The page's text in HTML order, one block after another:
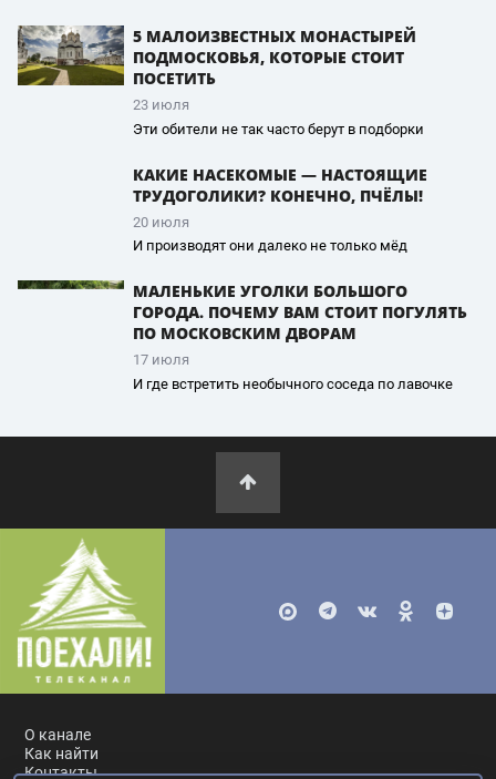
5 МАЛОИЗВЕСТНЫХ МОНАСТЫРЕЙ
ПОДМОСКОВЬЯ, КОТОРЫЕ СТОИТ
ПОСЕТИТЬ
23 июля
Эти обители не так часто берут в подборки
КАКИЕ НАСЕКОМЫЕ — НАСТОЯЩИЕ
ТРУДОГОЛИКИ? КОНЕЧНО, ПЧЁЛЫ!
20 июля
И производят они далеко не только мёд
МАЛЕНЬКИЕ УГОЛКИ БОЛЬШОГО
ГОРОДА. ПОЧЕМУ ВАМ СТОИТ ПОГУЛЯТЬ
ПО МОСКОВСКИМ ДВОРАМ
17 июля
И где встретить необычного соседа по лавочке
О канале
Как найти
Контакты